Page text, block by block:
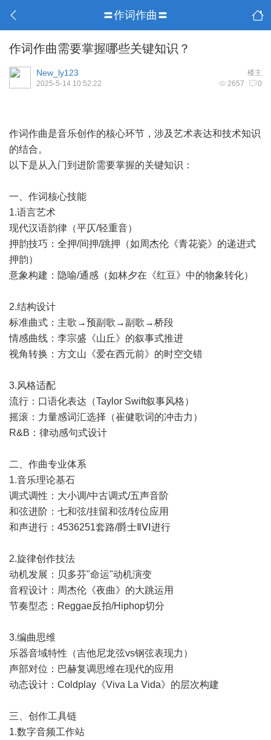
〓作词作曲〓
作词作曲需要掌握哪些关键知识？
楼主
New_ly123
2657 0
2025-5-14 10:52:22
作词作曲是音乐创作的核心环节，涉及艺术表达和技术知识
的结合。
以下是从入门到进阶需要掌握的关键知识：
一、作词核心技能
1.语言艺术
现代汉语韵律（平仄/轻重音）
押韵技巧：全押/间押/跳押（如周杰伦《青花瓷》的递进式
押韵）
意象构建：隐喻/通感（如林夕在《红豆》中的物象转化）
2.结构设计
标准曲式：主歌→预副歌→副歌→桥段
情感曲线：李宗盛《山丘》的叙事式推进
视角转换：方文山《爱在西元前》的时空交错
3.风格适配
流行：口语化表达（Taylor Swift叙事风格）
摇滚：力量感词汇选择（崔健歌词的冲击力）
R&B：律动感句式设计
二、作曲专业体系
1.音乐理论基石
调式调性：大小调/中古调式/五声音阶
和弦进阶：七和弦/挂留和弦/转位应用
和声进行：4536251套路/爵士ⅡⅤⅠ进行
2.旋律创作技法
动机发展：贝多芬"命运"动机演变
音程设计：周杰伦《夜曲》的大跳运用
节奏型态：Reggae反拍/Hiphop切分
3.编曲思维
乐器音域特性（吉他尼龙弦vs钢弦表现力）
声部对位：巴赫复调思维在现代的应用
动态设计：Coldplay《Viva La Vida》的层次构建
三、创作工具链
1.数字音频工作站